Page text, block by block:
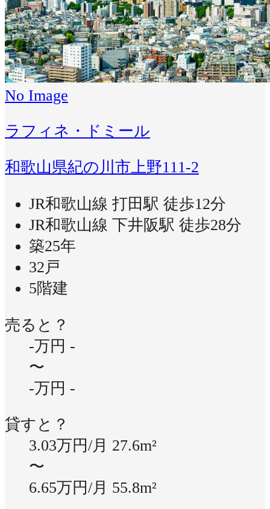
No Image
ラフィネ・ドミール
和歌山県紀の川市上野111-2
JR和歌山線 打田駅 徒歩12分
JR和歌山線 下井阪駅 徒歩28分
築25年
32戸
5階建
売ると？
-万円 -
〜
-万円 -
貸すと？
3.03万円/月 27.6m²
〜
6.65万円/月 55.8m²